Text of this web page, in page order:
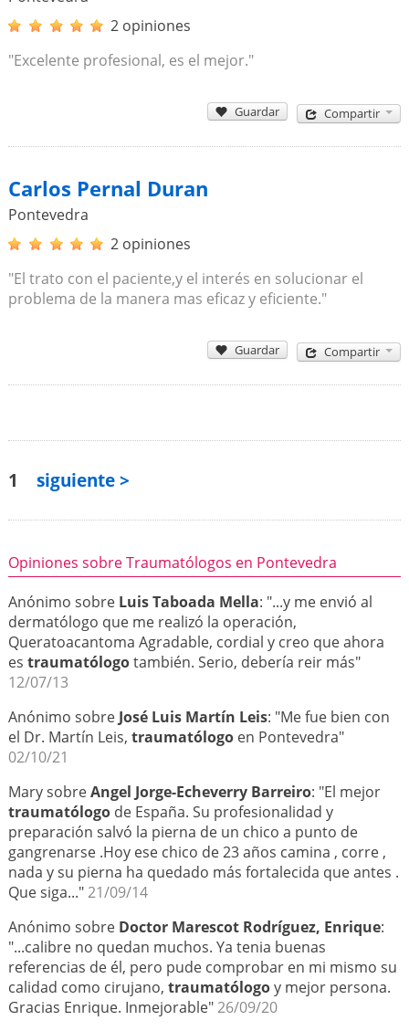
2 opiniones
"Excelente profesional, es el mejor."
Guardar Compartir
Carlos Pernal Duran
Pontevedra
2 opiniones
"El trato con el paciente,y el interés en solucionar el
problema de la manera mas eficaz y eficiente."
Guardar Compartir
1 siguiente >
Opiniones sobre Traumatólogos en Pontevedra
Anónimo sobre Luis Taboada Mella: "...y me envió al
dermatólogo que me realizó la operación,
Queratoacantoma Agradable, cordial y creo que ahora
es traumatólogotambién. Serio, debería reir más"
12/07/13
Anónimo sobreJosé Luis Martín Leis: "Me fue bien con
el Dr. Martín Leis, traumatólogoen Pontevedra"
02/10/21
Mary sobreAngel Jorge-Echeverry Barreiro: "El mejor
traumatólogode España. Su profesionalidad y
preparación salvó la pierna de un chico a punto de
gangrenarse .Hoy ese chico de 23 años camina , corre ,
nada y su pierna ha quedado más fortalecida que antes .
Que siga..."21/09/14
Anónimo sobre Doctor Marescot Rodríguez, Enrique:
"...calibre no quedan muchos. Ya tenia buenas
referencias de él, pero pude comprobar en mi mismo su
calidad como cirujano, traumatólogoy mejor persona.
Gracias Enrique. Inmejorable"26/09/20